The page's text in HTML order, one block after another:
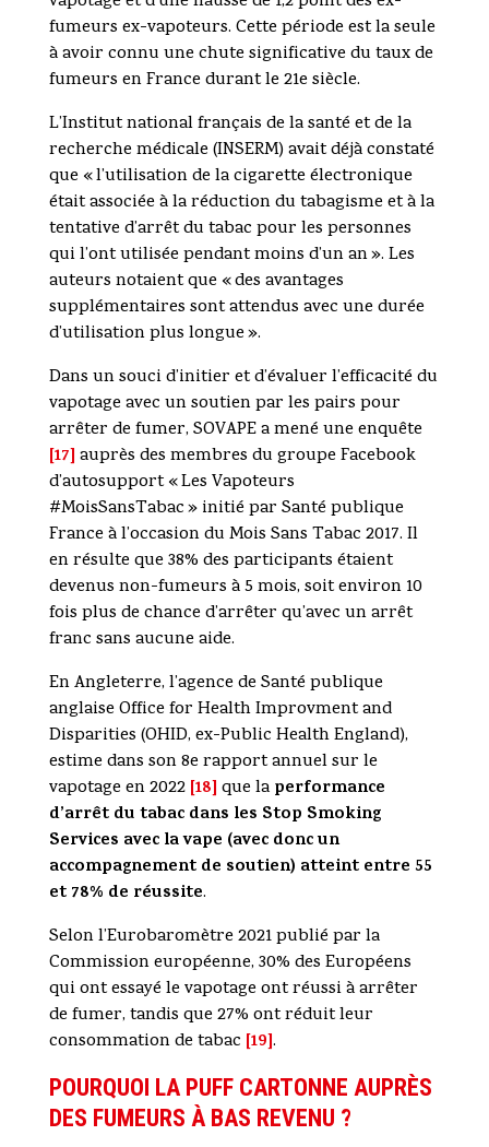
fumeurs ex-vapoteurs. Cette période est la seule
à avoir connu une chute significative du taux de
fumeurs en France durant le 21e siècle.
L’Institut national français de la santé et de la
recherche médicale (INSERM) avait déjà constaté
que « l’utilisation de la cigarette électronique
était associée à la réduction du tabagisme et à la
tentative d’arrêt du tabac pour les personnes
qui l’ont utilisée pendant moins d’un an ». Les
auteurs notaient que « des avantages
supplémentaires sont attendus avec une durée
d’utilisation plus longue ».
Dans un souci d’initier et d’évaluer l’efficacité du
vapotage avec un soutien par les pairs pour
arrêter de fumer, SOVAPE a mené une enquête
[17] auprès des membres du groupe Facebook
d’autosupport « Les Vapoteurs
#MoisSansTabac » initié par Santé publique
France à l’occasion du Mois Sans Tabac 2017. Il
en résulte que 38% des participants étaient
devenus non-fumeurs à 5 mois, soit environ 10
fois plus de chance d’arrêter qu’avec un arrêt
franc sans aucune aide.
En Angleterre, l’agence de Santé publique
anglaise Office for Health Improvment and
Disparities (OHID, ex-Public Health England),
estime dans son 8e rapport annuel sur le
vapotage en 2022 [18] que la performance
d’arrêt du tabac dans les Stop Smoking
Services avec la vape (avec donc un
accompagnement de soutien) atteint entre 55
et 78% de réussite.
Selon l’Eurobaromètre 2021 publié par la
Commission européenne, 30% des Européens
qui ont essayé le vapotage ont réussi à arrêter
de fumer, tandis que 27% ont réduit leur
consommation de tabac [19].
POURQUOI LA PUFF CARTONNE AUPRÈS
DES FUMEURS À BAS REVENU ?